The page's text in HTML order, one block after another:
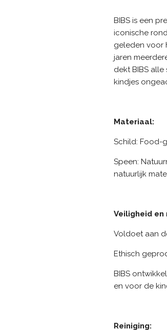
BIBS is een
iconische
geleden voor
jaren
dekt BIBS
kindjes
Materiaal:
Schild: Food-
Speen:
natuurlijk
Veiligheid en
Voldoet aan
Ethisch
BIBS
en voor de
Reiniging: